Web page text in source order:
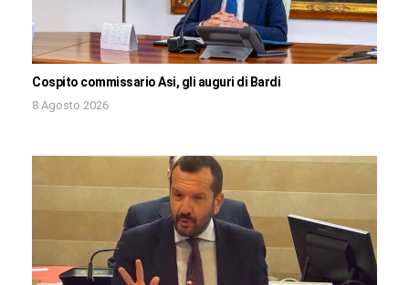
Cospito commissario Asi, gli auguri di Bardi
8 Agosto 2026